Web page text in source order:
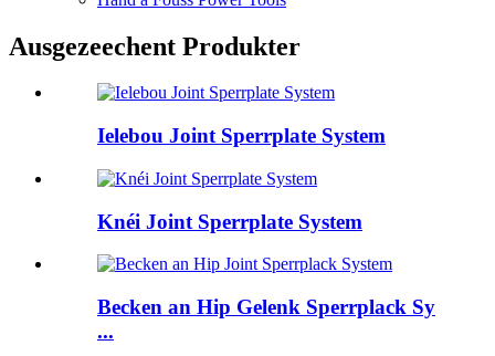
Ausgezeechent Produkter
Ielebou Joint Sperrplate System
Knéi Joint Sperrplate System
Becken an Hip Gelenk Sperrplack Sy
...